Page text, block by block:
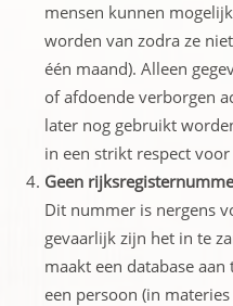
mensen kunnen
worden van zodra ze
één maand). Alleen
of afdoende verborgen
later nog gebruikt
in een strikt respect
Geen
Dit nummer is nergens
gevaarlijk zijn het in te
maakt een database
een persoon (in